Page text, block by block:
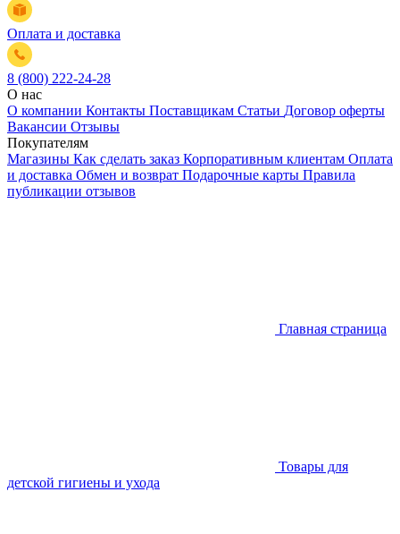
Оплата и доставка
8 (800) 222-24-28
О нас
О компании Контакты Поставщикам Статьи Договор оферты
Вакансии Отзывы
Покупателям
Магазины Как сделать заказ Корпоративным клиентам Оплата
и доставка Обмен и возврат Подарочные карты Правила
публикации отзывов
Главная страница
Товары для
детской гигиены и ухода